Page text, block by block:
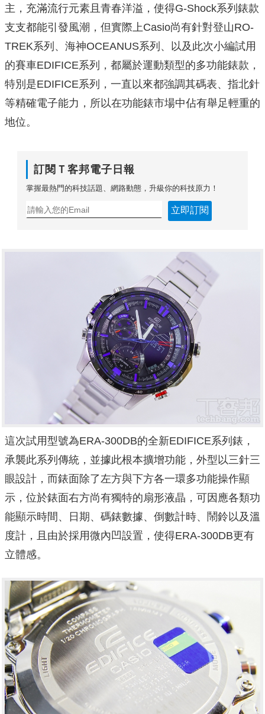
主，充滿流行元素且青春洋溢，使得G-Shock系列錶款
支支都能引發風潮，但實際上Casio尚有針對登山RO-
TREK系列、海神OCEANUS系列、以及此次小編試用
的賽車EDIFICE系列，都屬於運動類型的多功能錶款，
特別是EDIFICE系列，一直以來都強調其碼表、指北針
等精確電子能力，所以在功能錶市場中佔有舉足輕重的
地位。
訂閱Ｔ客邦電子日報
掌握最熱門的科技話題、網路動態，升級你的科技原力！
立即訂閱
這次試用型號為ERA-300DB的全新EDIFICE系列錶，
承襲此系列傳統，並據此根本擴增功能，外型以三針三
眼設計，而錶面除了左方與下方各一環多功能操作顯
示，位於錶面右方尚有獨特的扇形液晶，可因應各類功
能顯示時間、日期、碼錶數據、倒數計時、鬧鈴以及溫
度計，且由於採用微內凹設置，使得ERA-300DB更有
立體感。